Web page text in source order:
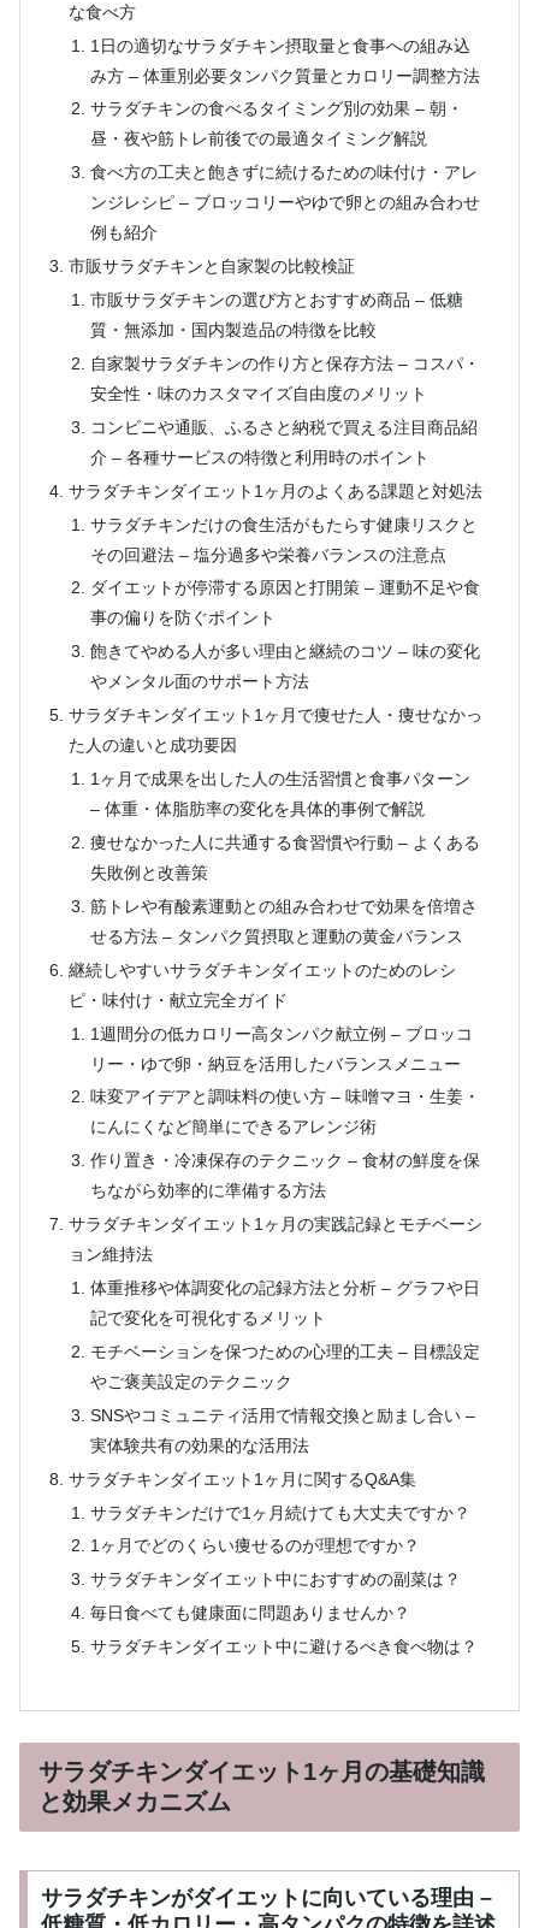
な食べ方
1日の適切なサラダチキン摂取量と食事への組み込
み方 – 体重別必要タンパク質量とカロリー調整方法
サラダチキンの食べるタイミング別の効果 – 朝・
昼・夜や筋トレ前後での最適タイミング解説
食べ方の工夫と飽きずに続けるための味付け・アレ
ンジレシピ – ブロッコリーやゆで卵との組み合わせ
例も紹介
市販サラダチキンと自家製の比較検証
市販サラダチキンの選び方とおすすめ商品 – 低糖
質・無添加・国内製造品の特徴を比較
自家製サラダチキンの作り方と保存方法 – コスパ・
安全性・味のカスタマイズ自由度のメリット
コンビニや通販、ふるさと納税で買える注目商品紹
介 – 各種サービスの特徴と利用時のポイント
サラダチキンダイエット1ヶ月のよくある課題と対処法
サラダチキンだけの食生活がもたらす健康リスクと
その回避法 – 塩分過多や栄養バランスの注意点
ダイエットが停滞する原因と打開策 – 運動不足や食
事の偏りを防ぐポイント
飽きてやめる人が多い理由と継続のコツ – 味の変化
やメンタル面のサポート方法
サラダチキンダイエット1ヶ月で痩せた人・痩せなかっ
た人の違いと成功要因
1ヶ月で成果を出した人の生活習慣と食事パターン
– 体重・体脂肪率の変化を具体的事例で解説
痩せなかった人に共通する食習慣や行動 – よくある
失敗例と改善策
筋トレや有酸素運動との組み合わせで効果を倍増さ
せる方法 – タンパク質摂取と運動の黄金バランス
継続しやすいサラダチキンダイエットのためのレシ
ピ・味付け・献立完全ガイド
1週間分の低カロリー高タンパク献立例 – ブロッコ
リー・ゆで卵・納豆を活用したバランスメニュー
味変アイデアと調味料の使い方 – 味噌マヨ・生姜・
にんにくなど簡単にできるアレンジ術
作り置き・冷凍保存のテクニック – 食材の鮮度を保
ちながら効率的に準備する方法
サラダチキンダイエット1ヶ月の実践記録とモチベーシ
ョン維持法
体重推移や体調変化の記録方法と分析 – グラフや日
記で変化を可視化するメリット
モチベーションを保つための心理的工夫 – 目標設定
やご褒美設定のテクニック
SNSやコミュニティ活用で情報交換と励まし合い –
実体験共有の効果的な活用法
サラダチキンダイエット1ヶ月に関するQ&A集
サラダチキンだけで1ヶ月続けても大丈夫ですか？
1ヶ月でどのくらい痩せるのが理想ですか？
サラダチキンダイエット中におすすめの副菜は？
毎日食べても健康面に問題ありませんか？
サラダチキンダイエット中に避けるべき食べ物は？
サラダチキンダイエット1ヶ月の基礎知識
と効果メカニズム
サラダチキンがダイエットに向いている理由 –